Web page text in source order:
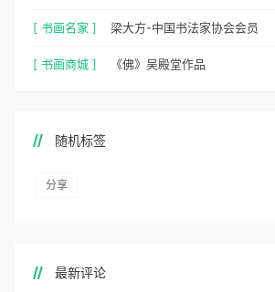
[ 书画名家 ] 梁大方-中国书法家协会会员
[ 书画商城 ] 《佛》吴殿堂作品
随机标签
分享
最新评论